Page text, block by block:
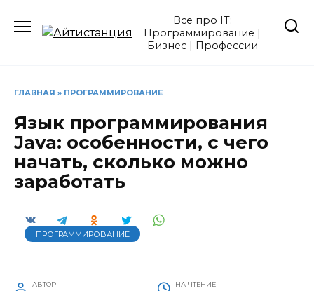
содержанию
Все про IT:
Программирование |
Бизнес | Профессии
ГЛАВНАЯ » ПРОГРАММИРОВАНИЕ
Язык программирования
Java: особенности, с чего
начать, сколько можно
заработать
ПРОГРАММИРОВАНИЕ
АВТОР НА ЧТЕНИЕ